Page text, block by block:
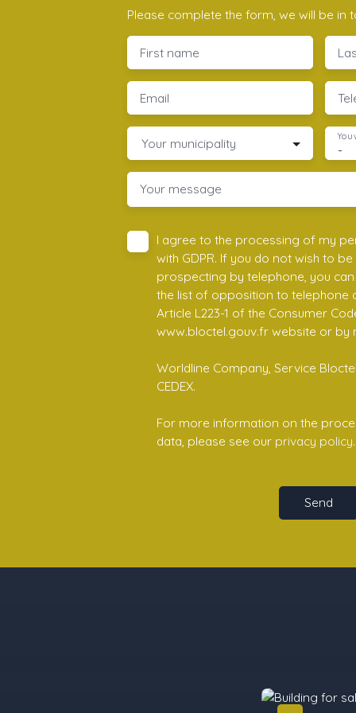
Please complete the form, we will be in
First name
Email
Your municipality -
You
Your message
I agree to the processing of my
with GDPR. If you do not wish to
prospecting by telephone, you
the list of opposition to telephone
Article L223-1 of the Consumer
www.bloctel.gouv.fr website or by
Worldline Company, Service Bloctel,
CEDEX.
For more information on the
data, please see our privacy policy.
Send